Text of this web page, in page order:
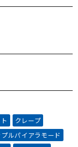
クレープ
プルパイアラモード